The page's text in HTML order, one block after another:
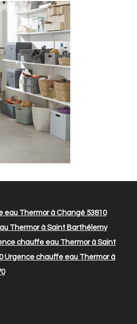
Thermor à Changé 53810
Thermor à Saint Barthélemy
chauffe eau Thermor à Saint
Urgence chauffe eau Thermor à